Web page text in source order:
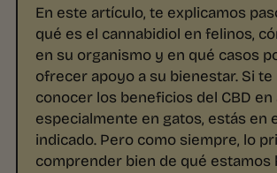
En este artículo, te explicamos
qué es el cannabidiol en felinos,
en su organismo y en qué casos
ofrecer apoyo a su bienestar. Si
conocer los beneficios del CBD en
especialmente en gatos, estás en
indicado. Pero como siempre, lo
comprender bien de qué estamos